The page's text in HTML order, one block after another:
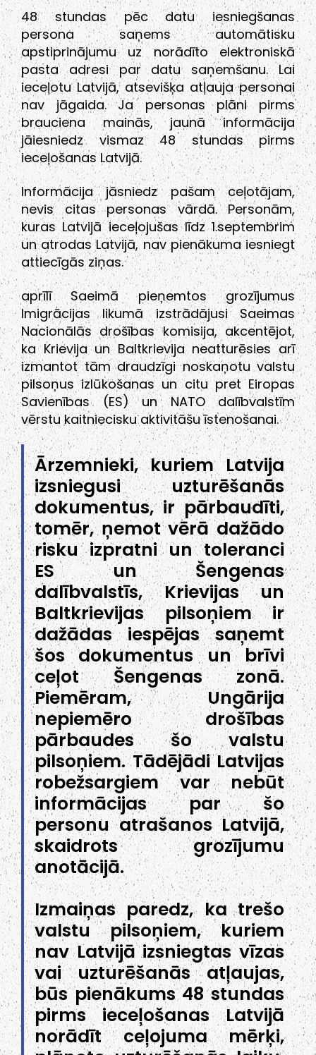
48 stundas pēc datu iesniegšanas
persona saņems automātisku
apstiprinājumu uz norādīto elektroniskā
pasta adresi par datu saņemšanu. Lai
ieceļotu Latvijā, atsevišķa atļauja personai
nav jāgaida. Ja personas plāni pirms
brauciena mainās, jaunā informācija
jāiesniedz vismaz 48 stundas pirms
ieceļošanas Latvijā.
Informācija jāsniedz pašam ceļotājam,
nevis citas personas vārdā. Personām,
kuras Latvijā ieceļojušas līdz 1.septembrim
un atrodas Latvijā, nav pienākuma iesniegt
attiecīgās ziņas.
aprīlī Saeimā pieņemtos grozījumus
Imigrācijas likumā izstrādājusi Saeimas
Nacionālās drošības komisija, akcentējot,
ka Krievija un Baltkrievija neatturēsies arī
izmantot tām draudzīgi noskaņotu valstu
pilsoņus izlūkošanas un citu pret Eiropas
Savienības (ES) un NATO dalībvalstīm
vērstu kaitniecisku aktivitāšu īstenošanai.
Ārzemnieki, kuriem Latvija
izsniegusi uzturēšanās
dokumentus, ir pārbaudīti,
tomēr, ņemot vērā dažādo
risku izpratni un toleranci
ES un Šengenas
dalībvalstīs, Krievijas un
Baltkrievijas pilsoņiem ir
dažādas iespējas saņemt
šos dokumentus un brīvi
ceļot Šengenas zonā.
Piemēram, Ungārija
nepiemēro drošības
pārbaudes šo valstu
pilsoņiem. Tādējādi Latvijas
robežsargiem var nebūt
informācijas par šo
personu atrašanos Latvijā,
skaidrots grozījumu
anotācijā.
Izmaiņas paredz, ka trešo
valstu pilsoņiem, kuriem
nav Latvijā izsniegtas vīzas
vai uzturēšanās atļaujas,
būs pienākums 48 stundas
pirms ieceļošanas Latvijā
norādīt ceļojuma mērķi,